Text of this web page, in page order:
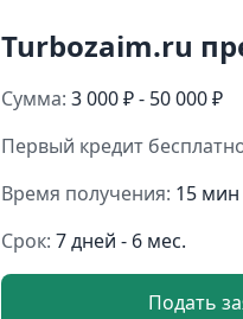
Turbozaim.ru
Сумма:3 000 ₽ - 50 000 ₽
Первый кредит
Время получения: 15 мин
Срок:7 дней - 6 мес.
Подать